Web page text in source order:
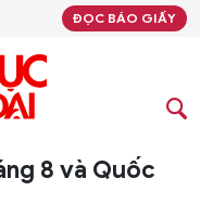
ĐỌC BÁO GIẤY
8 và Quốc